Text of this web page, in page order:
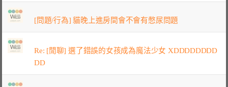
[問題/行為] 貓晚上進房間會不會有憋尿問題
Re: [閒聊] 選了錯誤的女孩成為魔法少女 XDDDDDDDD
DD